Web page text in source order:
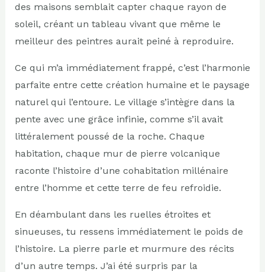
des maisons semblait capter chaque rayon de
soleil, créant un tableau vivant que même le
meilleur des peintres aurait peiné à reproduire.
Ce qui m’a immédiatement frappé, c’est l’harmonie
parfaite entre cette création humaine et le paysage
naturel qui l’entoure. Le village s’intègre dans la
pente avec une grâce infinie, comme s’il avait
littéralement poussé de la roche. Chaque
habitation, chaque mur de pierre volcanique
raconte l’histoire d’une cohabitation millénaire
entre l’homme et cette terre de feu refroidie.
En déambulant dans les ruelles étroites et
sinueuses, tu ressens immédiatement le poids de
l’histoire. La pierre parle et murmure des récits
d’un autre temps. J’ai été surpris par la